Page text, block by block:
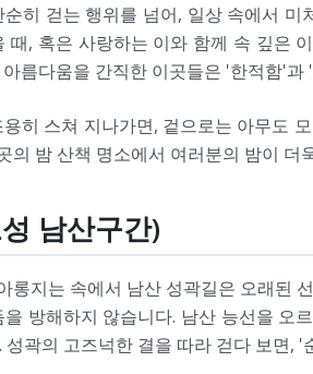
히 걷는 행위를 넘어, 일상 속에서
때, 혹은 사랑하는 이와 함께 속 깊은
름다움을 간직한 이곳들은 '한적함'
히 스쳐 지나가면, 겉으로는 아무도
의 밤 산책 명소에서 여러분의 밤이
남산구간)
롱지는 속에서 남산 성곽길은 오래된
방해하지 않습니다. 남산 능선을 오
곽의 고즈넉한 결을 따라 걷다 보면,